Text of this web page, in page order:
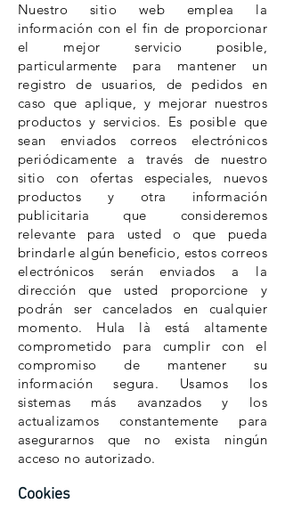
Nuestro sitio web emplea la
información con el fin de proporcionar
el mejor servicio posible,
particularmente para mantener un
registro de usuarios, de pedidos en
caso que aplique, y mejorar nuestros
productos y servicios. Es posible que
sean enviados correos electrónicos
periódicamente a través de nuestro
sitio con ofertas especiales, nuevos
productos y otra información
publicitaria que consideremos
relevante para usted o que pueda
brindarle algún beneficio, estos correos
electrónicos serán enviados a la
dirección que usted proporcione y
podrán ser cancelados en cualquier
momento. Hula là está altamente
comprometido para cumplir con el
compromiso de mantener su
información segura. Usamos los
sistemas más avanzados y los
actualizamos constantemente para
asegurarnos que no exista ningún
acceso no autorizado.
Cookies